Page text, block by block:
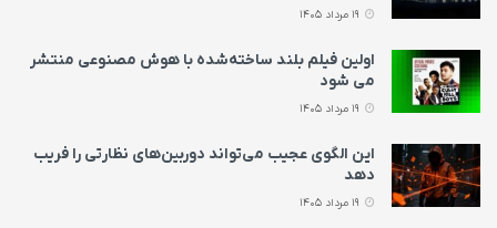
اولین فیلم بلند ساخته‌شده با هوش مصنوعی منتشر
می‌ شود
این الگوی عجیب می‌تواند دوربین‌های نظارتی را فریب
دهد